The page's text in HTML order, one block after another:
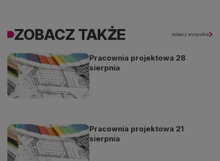
ZOBACZ TAKŻE zobacz wszystkie
Pracownia projektowa 28
sierpnia
Pracownia projektowa 21
sierpnia